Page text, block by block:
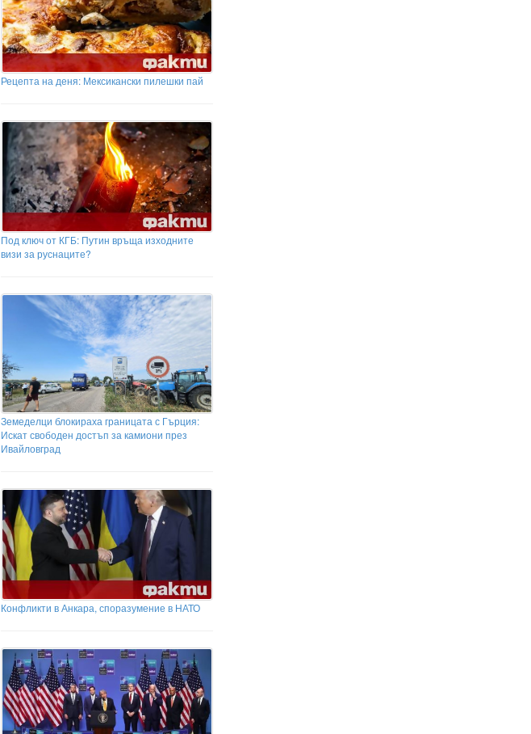
Рецепта на деня: Мексикански пилешки пай
Под ключ от КГБ: Путин връща изходните
визи за руснаците?
Земеделци блокираха границата с Гърция:
Искат свободен достъп за камиони през
Ивайловград
Конфликти в Анкара, споразумение в НАТО